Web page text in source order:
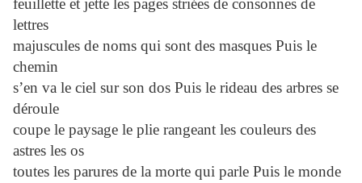
feuillette et jette les pages striées de consonnes de
lettres
majuscules de noms qui sont des masques Puis le
chemin
s’en va le ciel sur son dos Puis le rideau des arbres se
déroule
coupe le paysage le plie rangeant les couleurs des
astres les os
toutes les parures de la morte qui parle Puis le monde